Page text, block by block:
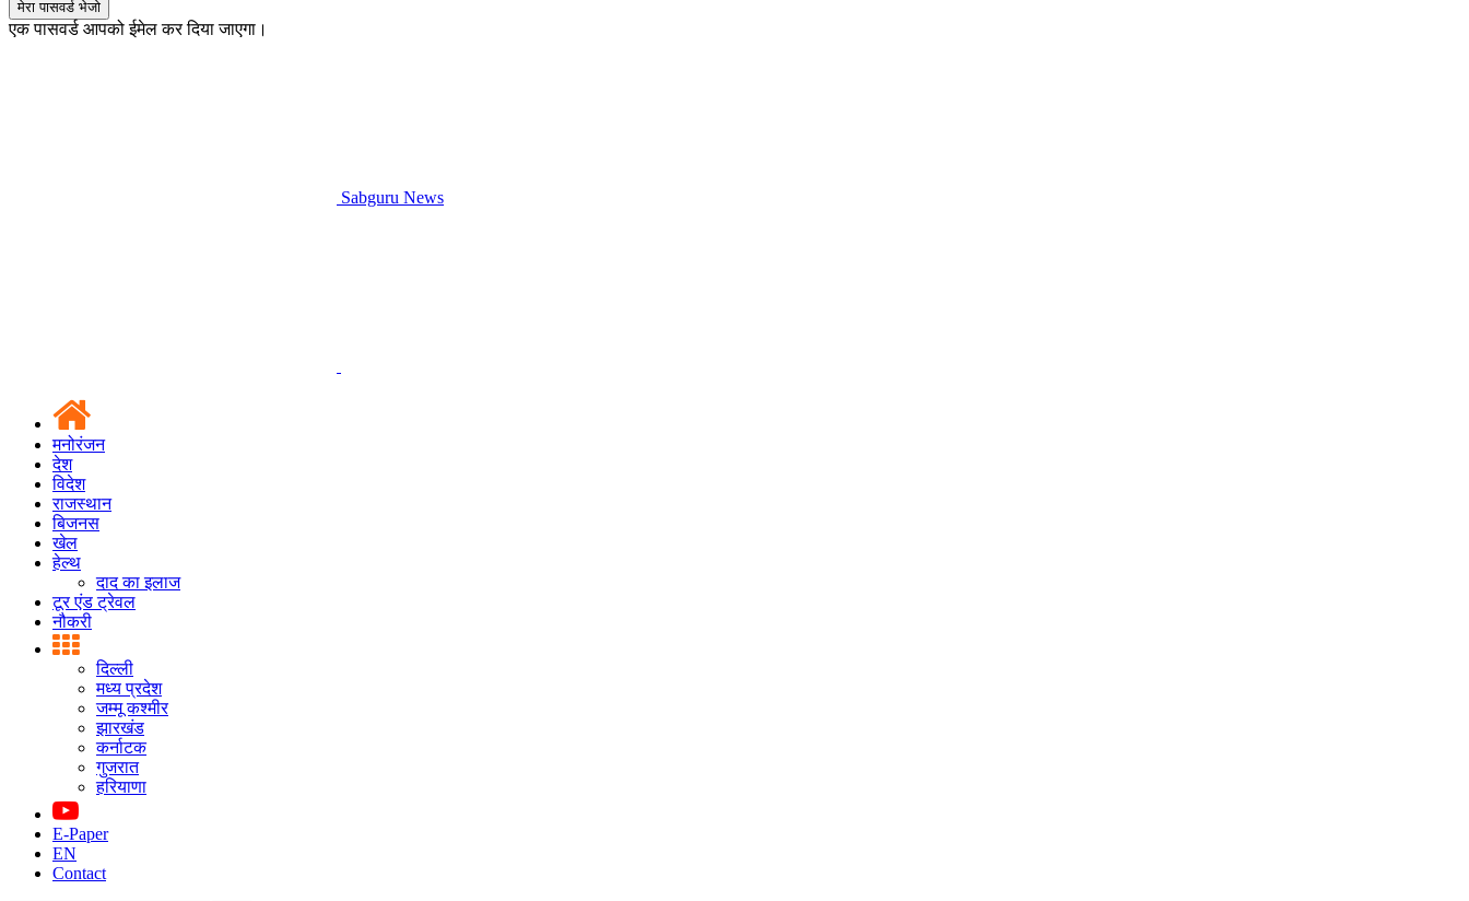
एक पासवर्ड आपको ईमेल कर दिया जाएगा।
Sabguru News
मनोरंजन
देश
विदेश
राजस्थान
बिजनस
खेल
हेल्थ
दाद का इलाज
टूर एंड ट्रेवल
नौकरी
दिल्ली
मध्य प्रदेश
जम्मू कश्मीर
झारखंड
कर्नाटक
गुजरात
हरियाणा
E-Paper
EN
Contact